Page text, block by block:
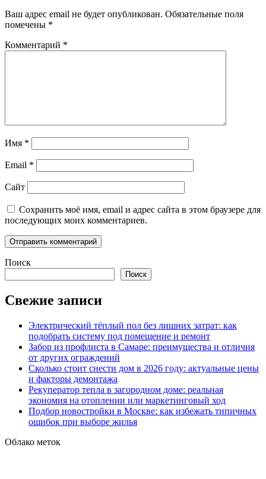
Ваш адрес email не будет опубликован. Обязательные поля
помечены *
Комментарий *
Имя *
Email *
Сайт
Сохранить моё имя, email и адрес сайта в этом браузере для
последующих моих комментариев.
Поиск
Поиск
Свежие записи
Электрический тёплый пол без лишних затрат: как
подобрать систему под помещение и ремонт
Забор из профлиста в Самаре: преимущества и отличия
от других ограждений
Сколько стоит снести дом в 2026 году: актуальные цены
и факторы демонтажа
Рекуператор тепла в загородном доме: реальная
экономия на отоплении или маркетинговый ход
Подбор новостройки в Москве: как избежать типичных
ошибок при выборе жилья
Облако меток